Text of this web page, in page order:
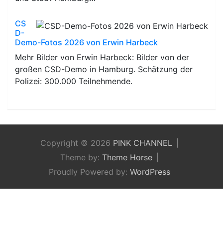
CS
D-
Demo-Fotos 2026 von Erwin Harbeck
Mehr Bilder von Erwin Harbeck: Bilder von der
großen CSD-Demo in Hamburg. Schätzung der
Polizei: 300.000 Teilnehmende.
Copyright © 2026 PINK CHANNEL
Theme by: Theme Horse
Proudly Powered by: WordPress